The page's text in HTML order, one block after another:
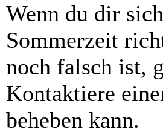
Wenn du dir
Sommerzeit
noch falsch ist,
Kontaktiere
beheben kann.